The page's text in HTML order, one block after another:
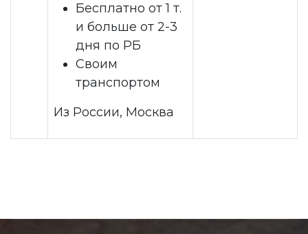
Бесплатно от 1 т.
и больше от 2-3
дня по РБ
Своим
транспортом
Из России, Москва